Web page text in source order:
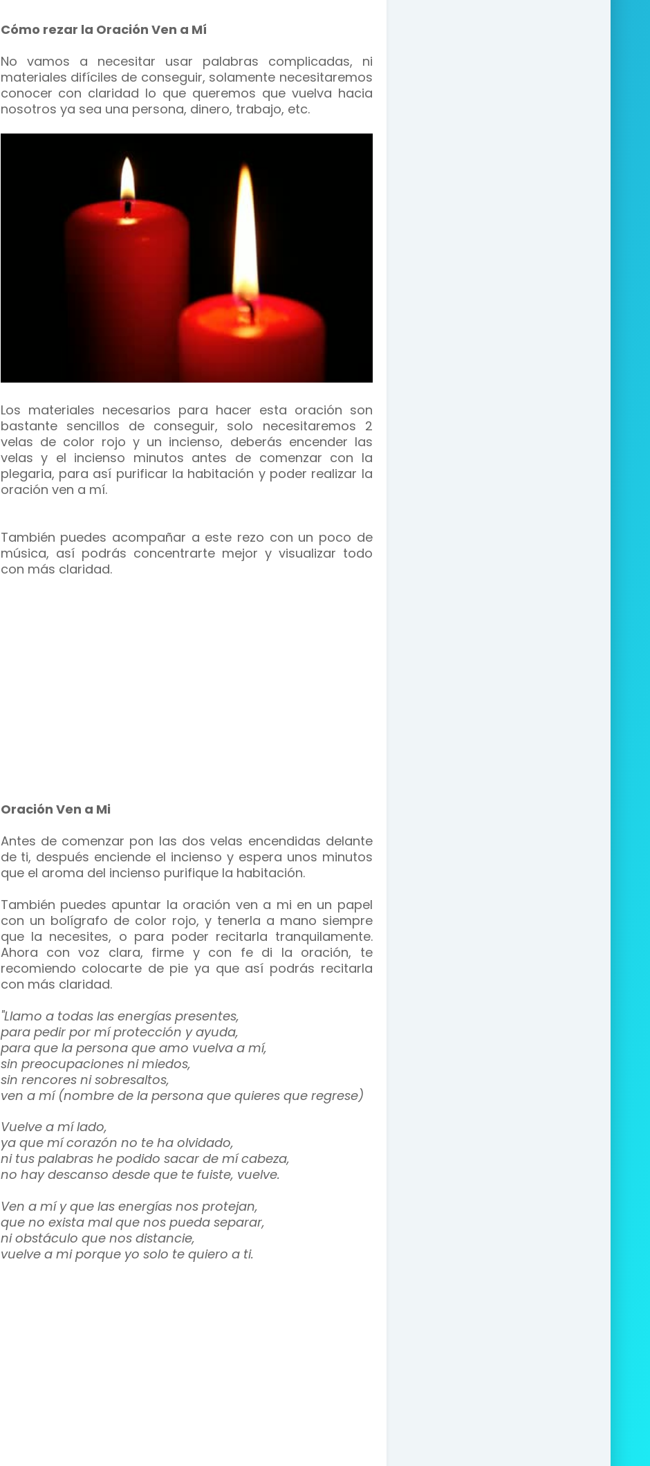
Cómo rezar la Oración Ven a Mí
No vamos a necesitar usar palabras complicadas, ni
materiales difíciles de conseguir, solamente necesitaremos
conocer con claridad lo que queremos que vuelva hacia
nosotros ya sea una persona, dinero, trabajo, etc.
Los materiales necesarios para hacer esta oración son
bastante sencillos de conseguir, solo necesitaremos 2
velas de color rojo y un incienso, deberás encender las
velas y el incienso minutos antes de comenzar con la
plegaria, para así purificar la habitación y poder realizar la
oración ven a mí.
También puedes acompañar a este rezo con un poco de
música, así podrás concentrarte mejor y visualizar todo
con más claridad.
Oración Ven a Mi
Antes de comenzar pon las dos velas encendidas delante
de ti, después enciende el incienso y espera unos minutos
que el aroma del incienso purifique la habitación.
También puedes apuntar la oración ven a mi en un papel
con un bolígrafo de color rojo, y tenerla a mano siempre
que la necesites, o para poder recitarla tranquilamente.
Ahora con voz clara, firme y con fe di la oración, te
recomiendo colocarte de pie ya que así podrás recitarla
con más claridad.
"Llamo a todas las energías presentes,
para pedir por mí protección y ayuda,
para que la persona que amo vuelva a mí,
sin preocupaciones ni miedos,
sin rencores ni sobresaltos,
ven a mí (nombre de la persona que quieres que regrese)
Vuelve a mí lado,
ya que mí corazón no te ha olvidado,
ni tus palabras he podido sacar de mí cabeza,
no hay descanso desde que te fuiste, vuelve.
Ven a mí y que las energías nos protejan,
que no exista mal que nos pueda separar,
ni obstáculo que nos distancie,
vuelve a mi porque yo solo te quiero a ti.